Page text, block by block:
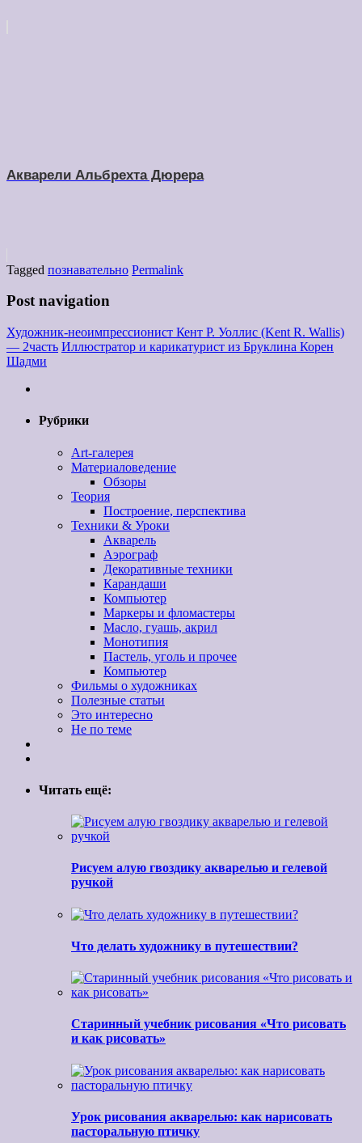
Aкварели Альбрехтa Дюрера
Tagged познавательно Permalink
Post navigation
Художник-неоимпрессионист Кент Р. Уоллис (Kent R. Wallis)
— 2часть Иллюстратор и карикатурист из Бруклина Корен
Шадми
Рубрики
Art-галерея
Материаловедение
Обзоры
Теория
Построение, перспектива
Техники & Уроки
Акварель
Аэрограф
Декоративные техники
Карандаши
Компьютер
Маркеры и фломастеры
Масло, гуашь, акрил
Монотипия
Пастель, уголь и прочее
Компьютер
Фильмы о художниках
Полезные статьи
Это интересно
Не по теме
Читать ещё:
Рисуем алую гвоздику акварелью и гелевой
ручкой
Что делать художнику в путешествии?
Старинный учебник рисования «Что рисовать
и как рисовать»
Урок рисования акварелью: как нарисовать
пасторальную птичку